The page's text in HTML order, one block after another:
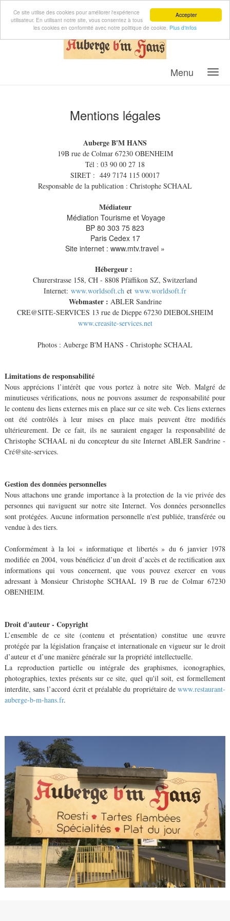
Accepter
Ce site utilise des cookies pour améliorer l'expérience
utilisateur. En utilisant notre site, vous consentez à tous
les cookies en conformité avec notre politique de cookie. Plus d'infos
Menu
Mentions légales
Auberge B'M HANS
19B rue de Colmar 67230 OBENHEIM
Tél : 03 90 00 27 18
SIRET : 449 7174 115 00017
Responsable de la publication : Christophe SCHAAL
Médiateur
Médiation Tourisme et Voyage
BP 80 303 75 823
Paris Cedex 17
Site internet : www.mtv.travel »
Hébergeur :
Churerstrasse 158, CH - 8808 Pfäffikon SZ, Switzerland
Internet: www.worldsoft.ch et www.worldsoft.fr
Webmaster : ABLER Sandrine
CRE@SITE-SERVICES 13 rue de Dieppe 67230 DIEBOLSHEIM
www.creasite-services.net
Photos : Auberge B'M HANS - Christophe SCHAAL
Limitations de responsabilité
Nous apprécions l’intérêt que vous portez à notre site Web. Malgré de
minutieuses vérifications, nous ne pouvons assumer de responsabilité pour
le contenu des liens externes mis en place sur ce site web. Ces liens externes
ont été contrôlés à leur mises en place mais peuvent être modifiés
ultérieurement. De ce fait, ils ne sauraient engager la responsabilité de
Christophe SCHAAL ni du concepteur du site Internet ABLER Sandrine -
Cré@site-services.
Gestion des données personnelles
Nous attachons une grande importance à la protection de la vie privée des
personnes qui naviguent sur notre site Internet. Vos données personnelles
sont protégées. Aucune information personnelle n'est publiée, transférée ou
vendue à des tiers.
Conformément à la loi « informatique et libertés » du 6 janvier 1978
modifiée en 2004, vous bénéficiez d’un droit d’accès et de rectification aux
informations qui vous concernent, que vous pouvez exercer en vous
adressant à Monsieur Christophe SCHAAL 19 B rue de Colmar 67230
OBENHEIM.
Droit d'auteur - Copyright
L’ensemble de ce site (contenu et présentation) constitue une œuvre
protégée par la législation française et internationale en vigueur sur le droit
d’auteur et d’une manière générale sur la propriété intellectuelle.
La reproduction partielle ou intégrale des graphismes, iconographies,
photographies, textes présents sur ce site, quel qu'il soit, est formellement
interdite, sans l’accord écrit et préalable du propriétaire dewww.restaurant-
auberge-b-m-hans.fr.